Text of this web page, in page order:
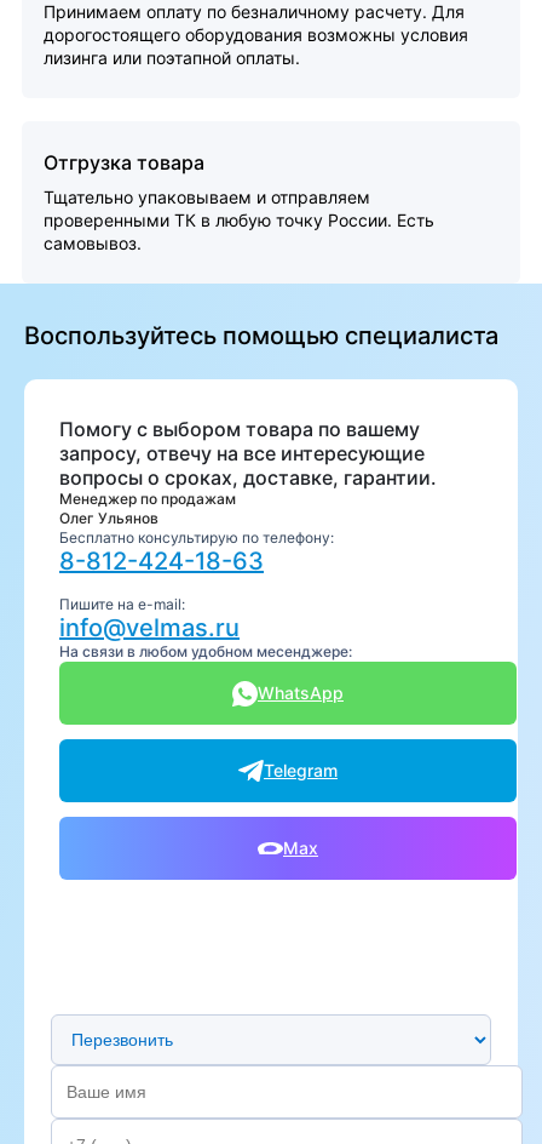
Принимаем оплату по безналичному расчету. Для
дорогостоящего оборудования возможны условия
лизинга или поэтапной оплаты.
Отгрузка товара
Тщательно упаковываем и отправляем
проверенными ТК в любую точку России. Есть
самовывоз.
Воспользуйтесь помощью специалиста
Помогу с выбором товара по вашему
запросу, отвечу на все интересующие
вопросы о сроках, доставке, гарантии.
Менеджер по продажам
Олег Ульянов
Бесплатно консультирую по телефону:
8-812-424-18-63
Пишите на e-mail:
info@velmas.ru
На связи в любом удобном месенджере:
WhatsApp
Telegram
Max
Предпочтительный способ связи